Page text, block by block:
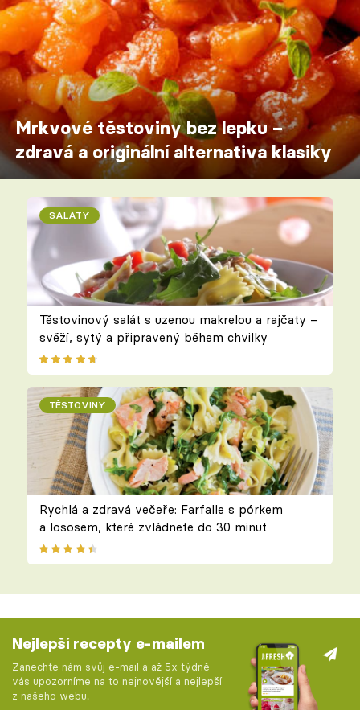
Mrkvové těstoviny bez lepku –
zdravá a originální alternativa klasiky
SALÁTY
Těstovinový salát s uzenou makrelou a rajčaty –
svěží, sytý a připravený během chvilky
TĚSTOVINY
Rychlá a zdravá večeře: Farfalle s pórkem
a lososem, které zvládnete do 30 minut
Nejlepší recepty e-mailem
Zanechte nám svůj e-mail a až 5x týdně
vás upozorníme na to nejnovější a nejlepší
z našeho webu.